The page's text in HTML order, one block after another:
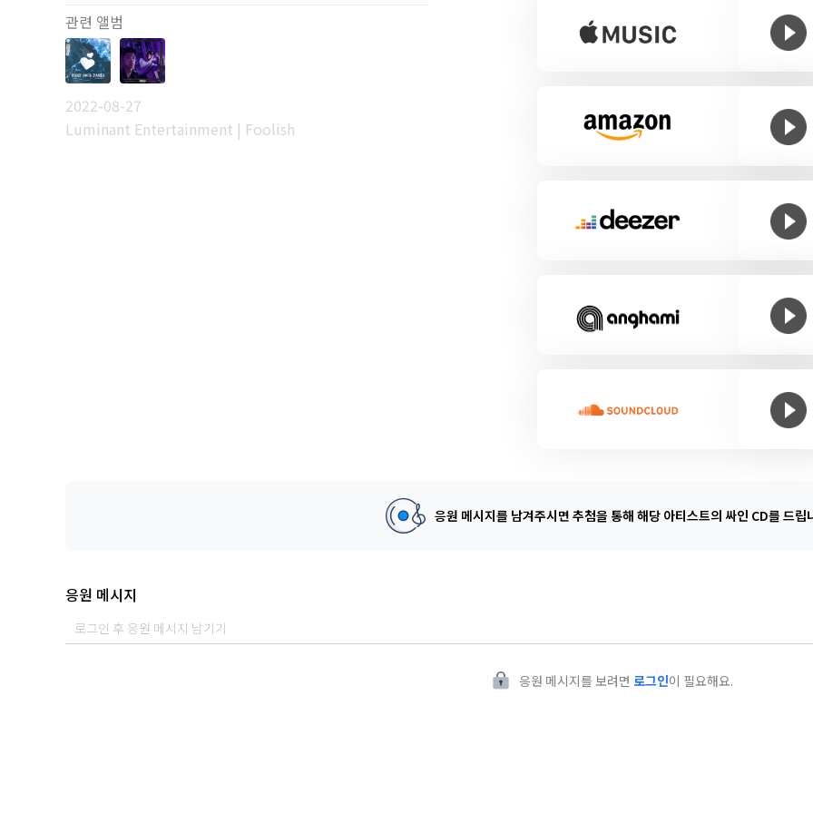
관련 앨범
2022-08-27
Luminant Entertainment | Foolish
응원 메시지를 남겨주시면 추첨을 통해 해당 아티스트의 싸인 CD를 드립
응원 메시지
응원 메시지를 보려면 로그인이 필요해요.